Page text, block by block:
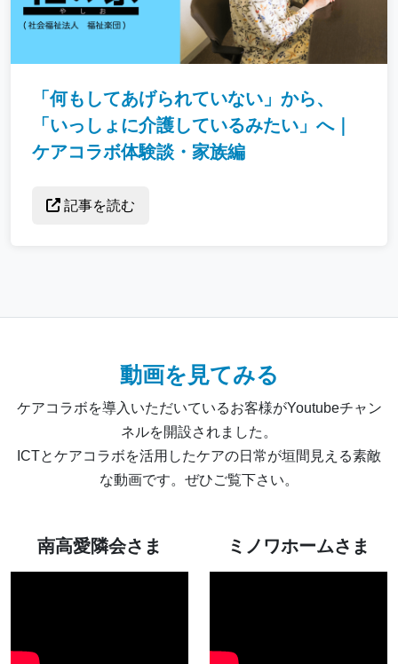
「何もしてあげられていない」から、
「いっしょに介護しているみたい」へ｜
ケアコラボ体験談・家族編
記事を読む
動画を見てみる
ケアコラボを導入いただいているお客様がYoutubeチャン
ネルを開設されました。
ICTとケアコラボを活用したケアの日常が垣間見える素敵
な動画です。ぜひご覧下さい。
南高愛隣会さま ミノワホームさま